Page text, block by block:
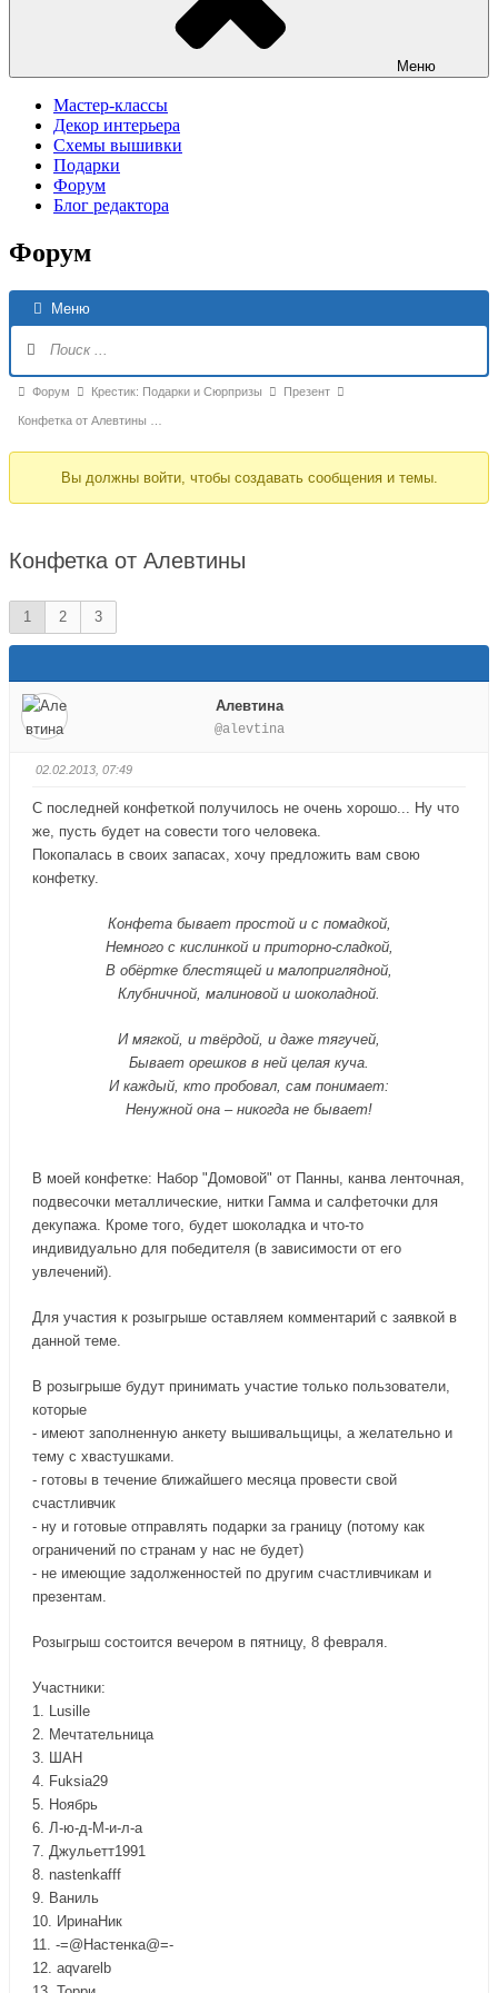
Меню
Мастер-классы
Декор интерьера
Схемы вышивки
Подарки
Форум
Блог редактора
Форум
Меню
Форум
breadcrumbs
здесь:
Форум Крестик: Подарки и Сюрпризы Презент
Конфетка от Алевтины …
Вы должны войти, чтобы создавать сообщения и темы.
Конфетка от Алевтины
1 2 3
Алевтина
@alevtina
02.02.2013, 07:49
С последней конфеткой получилось не очень хорошо... Ну что
же, пусть будет на совести того человека.
Покопалась в своих запасах, хочу предложить вам свою
конфетку.
Конфета бывает простой и с помадкой,
Немного с кислинкой и приторно-сладкой,
В обёртке блестящей и малоприглядной,
Клубничной, малиновой и шоколадной.
И мягкой, и твёрдой, и даже тягучей,
Бывает орешков в ней целая куча.
И каждый, кто пробовал, сам понимает:
Ненужной она – никогда не бывает!
В моей конфетке: Набор "Домовой" от Панны, канва ленточная,
подвесочки металлические, нитки Гамма и салфеточки для
декупажа. Кроме того, будет шоколадка и что-то
индивидуально для победителя (в зависимости от его
увлечений).
Для участия к розыгрыше оставляем комментарий с заявкой в
данной теме.
В розыгрыше будут принимать участие только пользователи,
которые
- имеют заполненную анкету вышивальщицы, а желательно и
тему с хвастушками.
- готовы в течение ближайшего месяца провести свой
счастливчик
- ну и готовые отправлять подарки за границу (потому как
ограничений по странам у нас не будет)
- не имеющие задолженностей по другим счастливчикам и
презентам.
Розыгрыш состоится вечером в пятницу, 8 февраля.
Участники:
1. Lusille
2. Мечтательница
3. ШАН
4. Fuksia29
5. Ноябрь
6. Л-ю-д-М-и-л-а
7. Джульетт1991
8. nastenkafff
9. Ваниль
10. ИринаНик
11. -=@Настенка@=-
12. aqvarelb